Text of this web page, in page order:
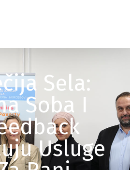
Sela:
Soba I
Usluge